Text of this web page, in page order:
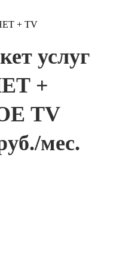
услуг
+
TV
мес.